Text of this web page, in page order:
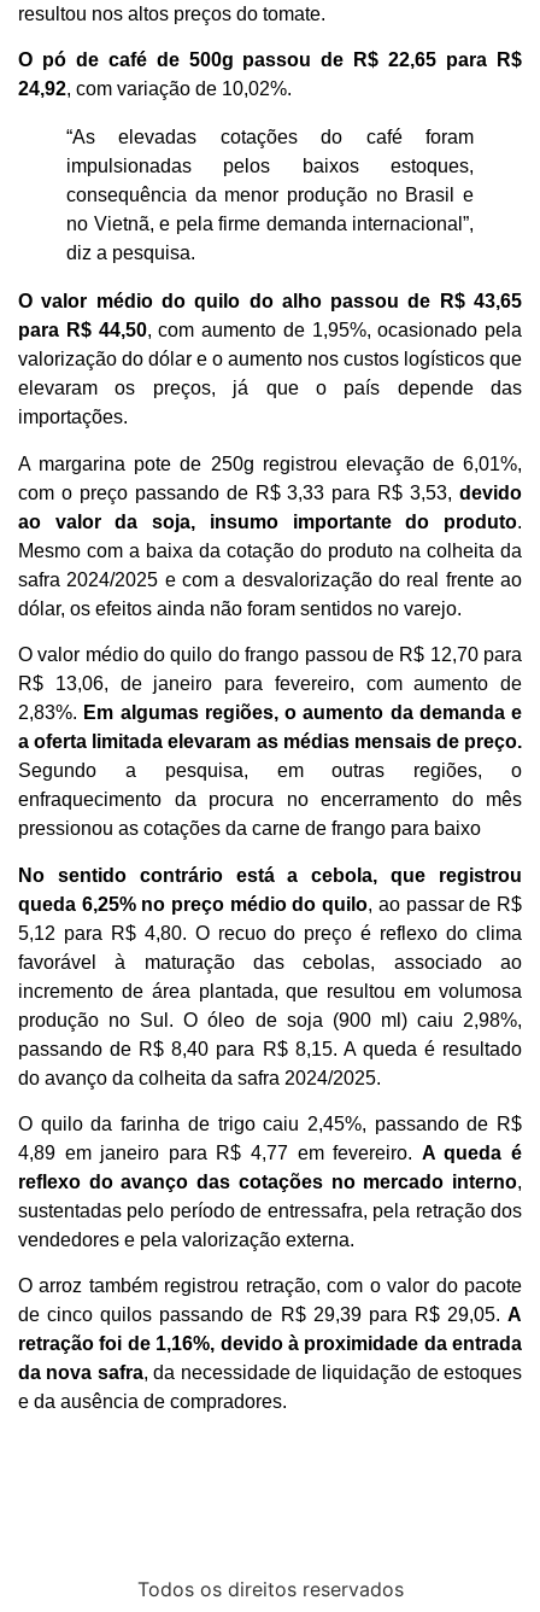
resultou nos altos preços do tomate.
O pó de café de 500g passou de R$ 22,65 para R$
24,92, com variação de 10,02%.
“As elevadas cotações do café foram
impulsionadas pelos baixos estoques,
consequência da menor produção no Brasil e
no Vietnã, e pela firme demanda internacional”,
diz a pesquisa.
O valor médio do quilo do alho passou de R$ 43,65
para R$ 44,50, com aumento de 1,95%, ocasionado pela
valorização do dólar e o aumento nos custos logísticos que
elevaram os preços, já que o país depende das
importações.
A margarina pote de 250g registrou elevação de 6,01%,
com o preço passando de R$ 3,33 para R$ 3,53, devido
ao valor da soja, insumo importante do produto.
Mesmo com a baixa da cotação do produto na colheita da
safra 2024/2025 e com a desvalorização do real frente ao
dólar, os efeitos ainda não foram sentidos no varejo.
O valor médio do quilo do frango passou de R$ 12,70 para
R$ 13,06, de janeiro para fevereiro, com aumento de
2,83%. Em algumas regiões, o aumento da demanda e
a oferta limitada elevaram as médias mensais de preço.
Segundo a pesquisa, em outras regiões, o
enfraquecimento da procura no encerramento do mês
pressionou as cotações da carne de frango para baixo
No sentido contrário está a cebola, que registrou
queda 6,25% no preço médio do quilo, ao passar de R$
5,12 para R$ 4,80. O recuo do preço é reflexo do clima
favorável à maturação das cebolas, associado ao
incremento de área plantada, que resultou em volumosa
produção no Sul. O óleo de soja (900 ml) caiu 2,98%,
passando de R$ 8,40 para R$ 8,15. A queda é resultado
do avanço da colheita da safra 2024/2025.
O quilo da farinha de trigo caiu 2,45%, passando de R$
4,89 em janeiro para R$ 4,77 em fevereiro. A queda é
reflexo do avanço das cotações no mercado interno,
sustentadas pelo período de entressafra, pela retração dos
vendedores e pela valorização externa.
O arroz também registrou retração, com o valor do pacote
de cinco quilos passando de R$ 29,39 para R$ 29,05. A
retração foi de 1,16%, devido à proximidade da entrada
da nova safra, da necessidade de liquidação de estoques
e da ausência de compradores.
Todos os direitos reservados